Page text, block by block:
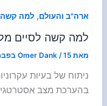
ארה"ב והעולם, למה קשה
למה קשה לסיים
מאת Omer Dank/15 בפברואר 2022
ניתוח של בעיות
בהערכת מצב